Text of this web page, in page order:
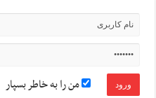
من را به خاطر بسپار